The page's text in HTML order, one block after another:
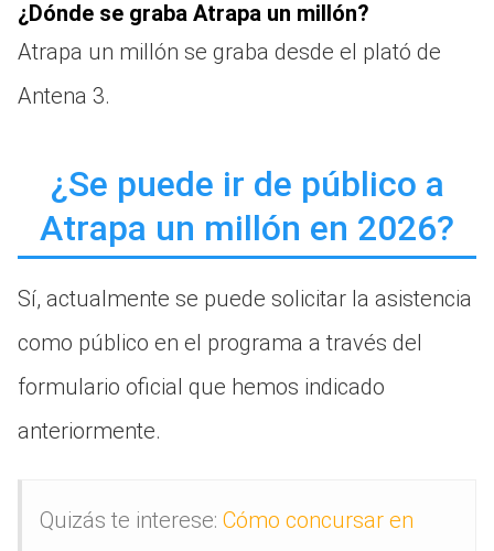
¿Dónde se graba Atrapa un millón?
Atrapa un millón se graba desde el plató de
Antena 3.
¿Se puede ir de público a
Atrapa un millón en 2026?
Sí, actualmente se puede solicitar la asistencia
como público en el programa a través del
formulario oficial que hemos indicado
anteriormente.
Quizás te interese: Cómo concursar en